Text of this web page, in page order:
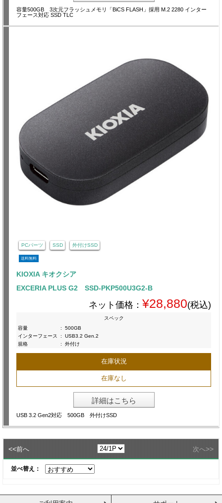
容量500GB 3次元フラッシュメモリ「BiCS FLASH」採用 M.2 2280 インター
フェース対応 SSD TLC
PCパーツ SSD 外付けSSD
送料無料
KIOXIA キオクシア
EXCERIA PLUS G2 SSD-PKP500U3G2-B
ネット価格： ¥28,880(税込)
スペック
容量
:
500GB
インターフェース
:
USB3.2 Gen.2
規格
: 外付け
在庫状況
在庫なし
詳細はこちら
USB 3.2 Gen2対応 500GB 外付けSSD
<<前へ 次へ>>
並べ替え：